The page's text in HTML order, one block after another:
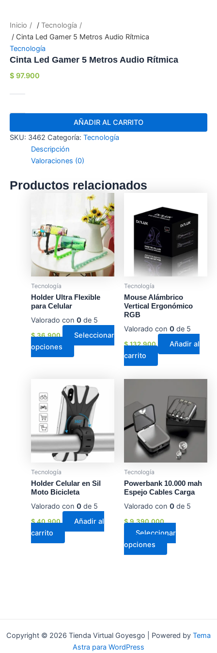
Inicio / Tecnología
/ Cinta Led Gamer 5 Metros Audio Rítmica
Tecnología
Cinta Led Gamer 5 Metros Audio Rítmica
$ 97.900
AÑADIR AL CARRITO
SKU: 3462 Categoría: Tecnología
Descripción
Valoraciones (0)
Productos relacionados
Tecnología
Holder Ultra Flexible
para Celular
Valorado con 0de 5
$36.900
Seleccionar
opciones
Este
producto
tiene
múltiples
variantes.
Las
opciones
la
página
Tecnología
Mouse Alámbrico
Vertical Ergonómico
RGB
Valorado con 0de 5
$132.900
Añadir al
carrito
Tecnología
Holder Celular en Sil
Moto Bicicleta
Valorado con 0de 5
$40.900
Añadir al
carrito
Tecnología
Powerbank 10.000 mah
Espejo Cables Carga
Valorado con 0de 5
$9.390.000
Seleccionar
opciones
producto
tiene
múltiples
variantes.
Las
opciones
elegir
página
de
Copyright © 2026 Tienda Virtual Goyesgo | Powered by Tema
Astra para WordPress